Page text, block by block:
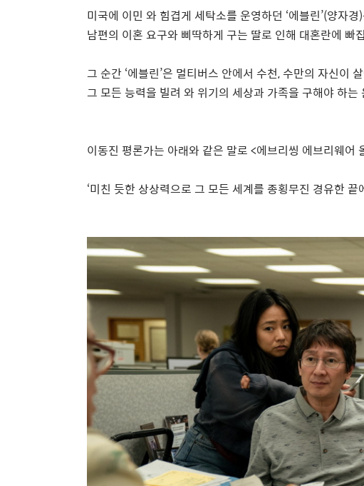
미국에 이민 와 힘겹게 세탁소를 운영하던 ‘에블린’(양자경)
남편의 이혼 요구와 삐딱하게 구는 딸로 인해 대혼란에 빠
그 순간 ‘에블린’은 멀티버스 안에서 수천,수만의 자신이
그 모든 능력을 빌려 와 위기의 세상과 가족을 구해야 하는
이동진 평론가는 아래와 같은 말로 <에브리씽 에브리웨어
‘미친 듯한 상상력으로 그 모든 세계를 종횡무진 경유한